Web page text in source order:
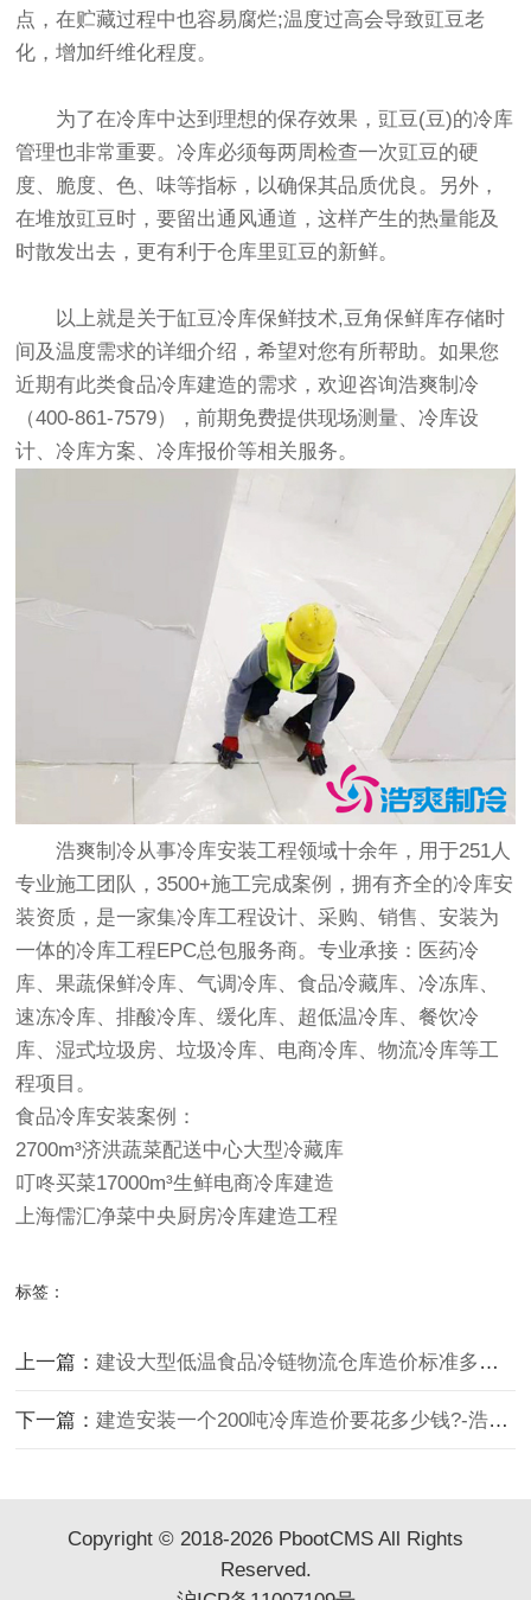
点，在贮藏过程中也容易腐烂;温度过高会导致豇豆老
化，增加纤维化程度。
为了在冷库中达到理想的保存效果，豇豆(豆)的冷库
管理也非常重要。冷库必须每两周检查一次豇豆的硬
度、脆度、色、味等指标，以确保其品质优良。另外，
在堆放豇豆时，要留出通风通道，这样产生的热量能及
时散发出去，更有利于仓库里豇豆的新鲜。
以上就是关于缸豆冷库保鲜技术,豆角保鲜库存储时
间及温度需求的详细介绍，希望对您有所帮助。如果您
近期有此类食品冷库建造的需求，欢迎咨询浩爽制冷
（400-861-7579），前期免费提供现场测量、冷库设
计、冷库方案、冷库报价等相关服务。
浩爽制冷从事冷库安装工程领域十余年，用于251人
专业施工团队，3500+施工完成案例，拥有齐全的冷库安
装资质，是一家集冷库工程设计、采购、销售、安装为
一体的冷库工程EPC总包服务商。专业承接：医药冷
库、果蔬保鲜冷库、气调冷库、食品冷藏库、冷冻库、
速冻冷库、排酸冷库、缓化库、超低温冷库、餐饮冷
库、湿式垃圾房、垃圾冷库、电商冷库、物流冷库等工
程项目。
食品冷库安装案例：
2700m³济洪蔬菜配送中心大型冷藏库
叮咚买菜17000m³生鲜电商冷库建造
上海儒汇净菜中央厨房冷库建造工程
标签：
上一篇：建设大型低温食品冷链物流仓库造价标准多少钱？-浩爽制冷
下一篇：建造安装一个200吨冷库造价要花多少钱?-浩爽制冷
Copyright © 2018-2026 PbootCMS All Rights
Reserved.